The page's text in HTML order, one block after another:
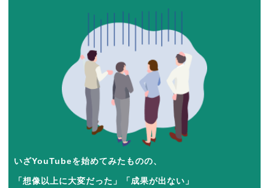
いざYouTubeを始めてみたものの、
「想像以上に大変だった」「成果が出ない」